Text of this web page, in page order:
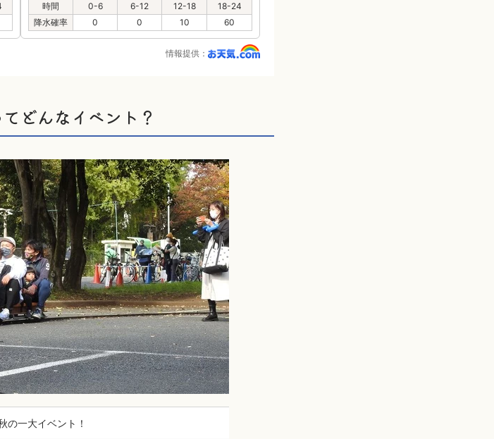
時間 0-6 6-12 12-18
18-24
降水確率
0 0 10 60
情報提供：
どんなイベント？
の一大イベント！